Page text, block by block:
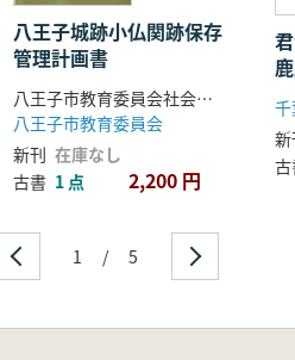
八王子城跡小仏関跡保存
管理計画書
八王子市教育委員会社会教育課 編
八王子市教育委員会
新刊 在庫なし
古書 1 点 2,200 円
1 / 5